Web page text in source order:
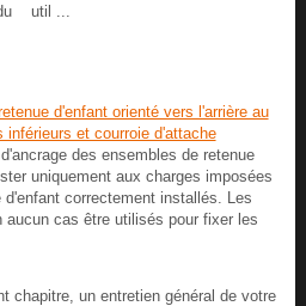
util ...
d'enfant orienté vers l'arrière au
et courroie d'attache
des ensembles de retenue
uniquement aux charges imposées
correctement installés. Les
aucun cas être utilisés pour fixer les
chapitre, un entretien général de votre